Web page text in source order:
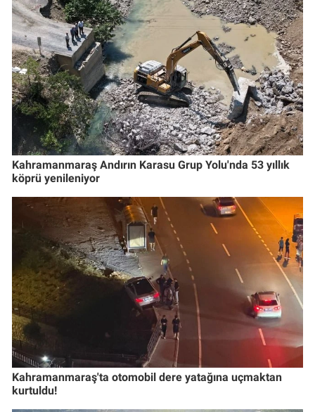
Kahramanmaraş Andırın Karasu Grup Yolu'nda 53 yıllık
köprü yenileniyor
Kahramanmaraş'ta otomobil dere yatağına uçmaktan
kurtuldu!